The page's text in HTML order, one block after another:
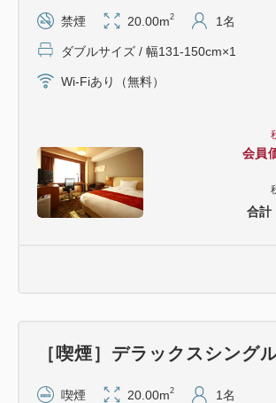
※シャンプー・トリートメントはご使
冷やしていただき
ますと、より清涼感を楽しめます。
※添い寝のお子様は特典お渡しの対象
●基本情報●
チェックイン15:00／チェックアウト
JR山形駅直結／フロントスタッフ24
会員
合計
禁煙 20.00m2 1名
ダブルサイズ / 幅131-150cm×1
Wi-Fiあり（無料）
［喫煙］デラックスシング
喫煙 20.00m2 1名